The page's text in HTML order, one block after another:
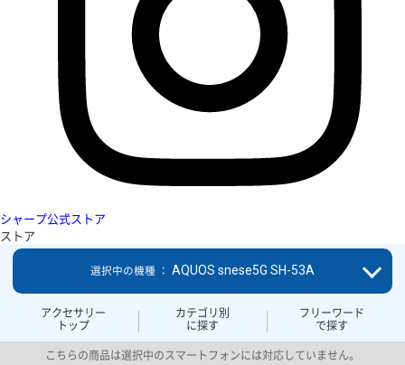
シャープ公式ストア
ストア
アクセサリー
トップ
カテゴリ別
に探す
フリーワード
で探す
選択中の機種 ： AQUOS snese5G SH-53A
こちらの商品は選択中のスマートフォンには対応していません。